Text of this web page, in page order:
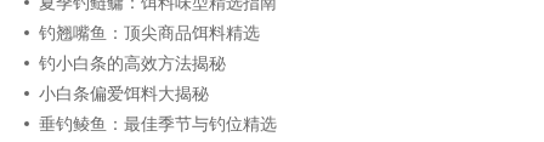
钓翘嘴鱼：顶尖商品饵料精选
钓小白条的高效方法揭秘
小白条偏爱饵料大揭秘
垂钓鲮鱼：最佳季节与钓位精选